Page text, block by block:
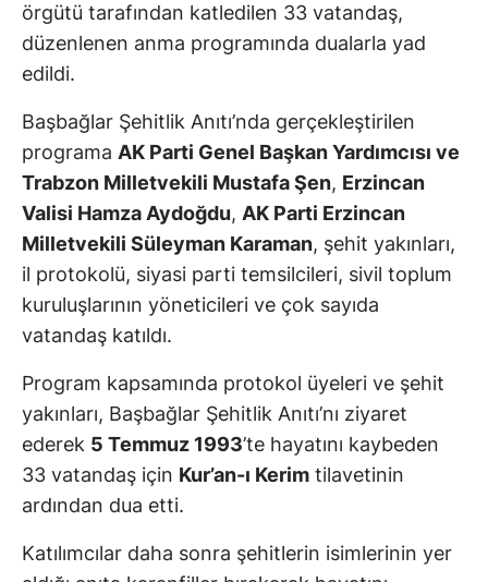
örgütü tarafından katledilen 33 vatandaş,
düzenlenen anma programında dualarla yad
edildi.
Başbağlar Şehitlik Anıtı’nda gerçekleştirilen
programa AK Parti Genel Başkan Yardımcısı ve
Trabzon Milletvekili Mustafa Şen, Erzincan
Valisi Hamza Aydoğdu, AK Parti Erzincan
Milletvekili Süleyman Karaman, şehit yakınları,
il protokolü, siyasi parti temsilcileri, sivil toplum
kuruluşlarının yöneticileri ve çok sayıda
vatandaş katıldı.
Program kapsamında protokol üyeleri ve şehit
yakınları, Başbağlar Şehitlik Anıtı’nı ziyaret
ederek 5 Temmuz 1993’te hayatını kaybeden
33 vatandaş için Kur’an-ı Kerim tilavetinin
ardından dua etti.
Katılımcılar daha sonra şehitlerin isimlerinin yer